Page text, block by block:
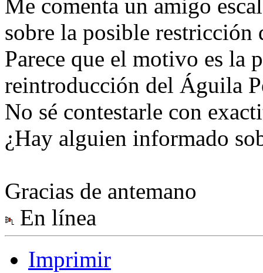
Me comenta un amigo
sobre la posible restricción
Parece que el motivo es la
reintroducción del Águila
No sé contestarle con
¿Hay alguien informado
Gracias de antemano
En línea
Imprimir